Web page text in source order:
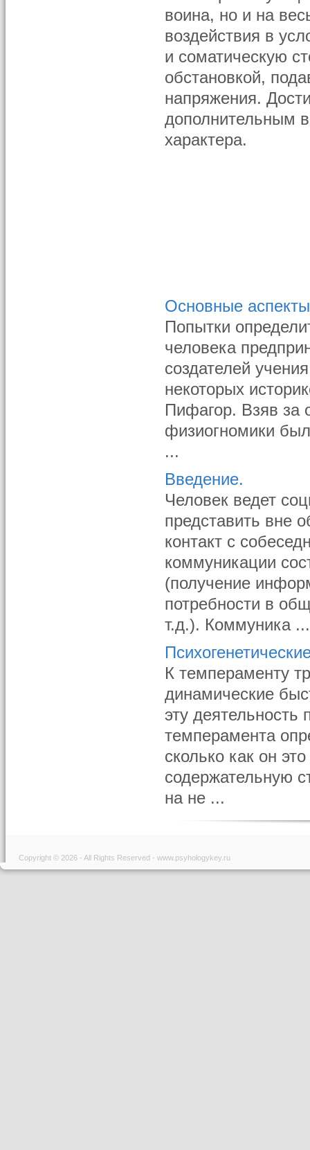
воина, но и на
воздействия в
и соматическую
обстановкой,
напряжения.
дополнительным
характера.
Основные
Попытки
человека
создателей
некоторых
Пифагор. Взяв за
физиогномики
...
Введение.
Человек ведет
представить вне
контакт с
коммуникации
(получение
потребности в
т.д.). Коммуника ...
К темпераменту
динамические
эту деятельность
темперамента
сколько как он
содержательную
на не ...
Copyright © 2026 - All Rights Reserved - www.psyhologykey.ru